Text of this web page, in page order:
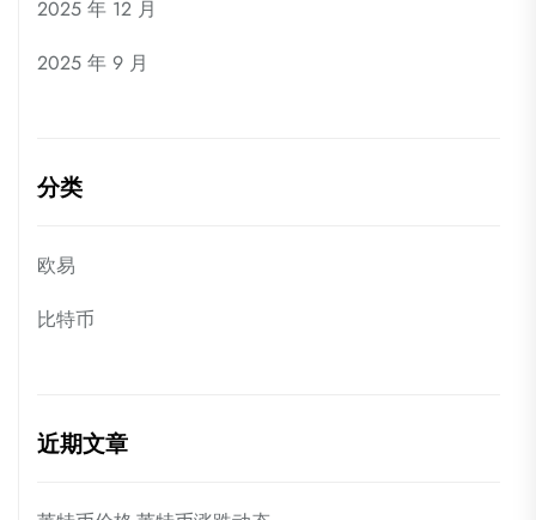
2025 年 12 月
2025 年 9 月
分类
欧易
比特币
近期文章